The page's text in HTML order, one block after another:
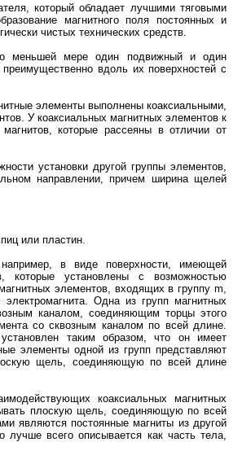
который обладает лучшими тяговыми
магнитного поля постоянных и
чистых технических средств.
по меньшей мере один подвижный и один
вдоль их поверхностей с
элементы выполнены коаксиальными,
У коаксиальных магнитных элементов к
которые рассеяны в отличии от
установки другой группы элементов,
направлении, причем ширина щелей
или пластин.
в виде поверхности, имеющей
которые установлены с возможностью
элементов, входящих в группу m,
Одна из групп магнитных
каналом, соединяющим торцы этого
со сквозным каналом по всей длине.
таким образом, что он имеет
элементы одной из групп представляют
щель, соединяющую по всей длине
коаксиальных магнитных
плоскую щель, соединяющую по всей
являются постоянные магниты из другой
всего описывается как часть тела,